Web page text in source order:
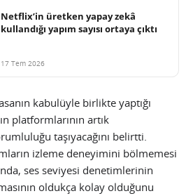
Netflix’in üretken yapay zekâ
kullandığı yapım sayısı ortaya çıktı
17 Tem 2026
kabulüyle birlikte yaptığı
platformlarının artık
taşıyacağını belirtti.
izleme deneyimini bölmemesi
ses seviyesi denetimlerinin
oldukça kolay olduğunu